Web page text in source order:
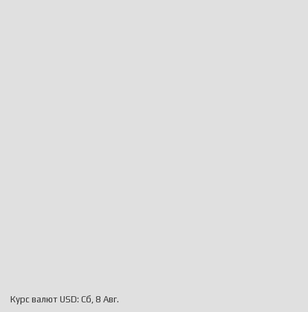
Курс валют USD: Сб, 8 Авг.